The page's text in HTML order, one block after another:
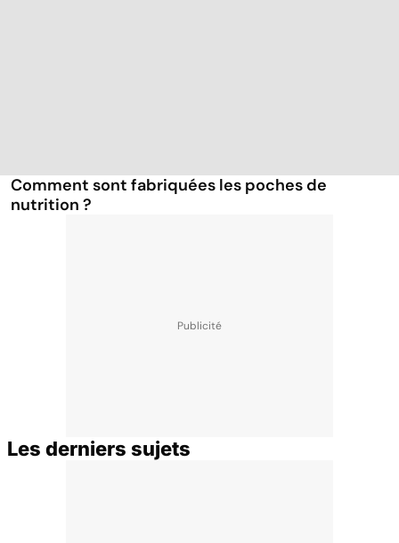
Comment sont fabriquées les poches de
nutrition ?
Les derniers sujets